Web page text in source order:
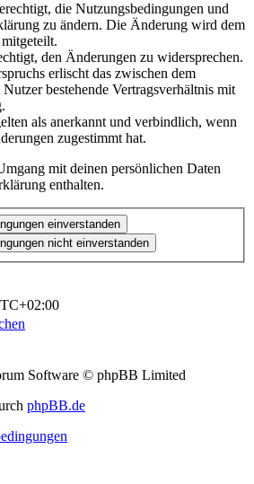
die Nutzungsbedingungen und
zu ändern. Die Änderung wird dem
den Änderungen zu widersprechen.
erlischt das zwischen dem
bestehende Vertragsverhältnis mit
als anerkannt und verbindlich, wenn
zugestimmt hat.
mit deinen persönlichen Daten
enthalten.
Software © phpBB Limited
phpBB.de